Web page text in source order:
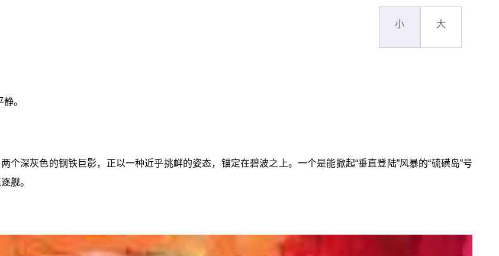
小 大
。
个深灰色的钢铁巨影，正以一种近乎挑衅的姿态，锚定在碧波之上。一个是能掀起“垂直登陆”风暴的“硫磺岛”号
舰。